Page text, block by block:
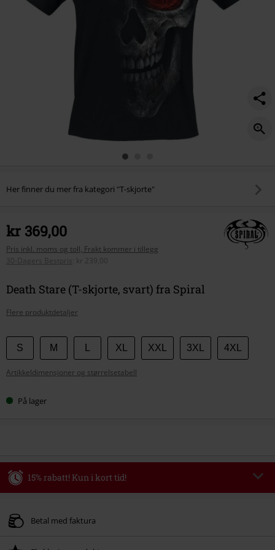
Her finner du mer fra kategori "T-skjorte"
kr 369,00
Pris inkl. moms og toll, Frakt kommer i tillegg
30-Dagers Bestpris
kr 239,00
Death Stare (T-skjorte, svart) fra Spiral
Flere produktdetaljer
Velg
størrelse
S M XL XXL 3XL 4XL
Artikkeldimensjoner og størrelsetabell
På lager
15% rabatt! Kun i kort tid!
Gyldig kun den 06/08/2026 fra klokken 16:00 til klokken 23:59.
Betal med faktura